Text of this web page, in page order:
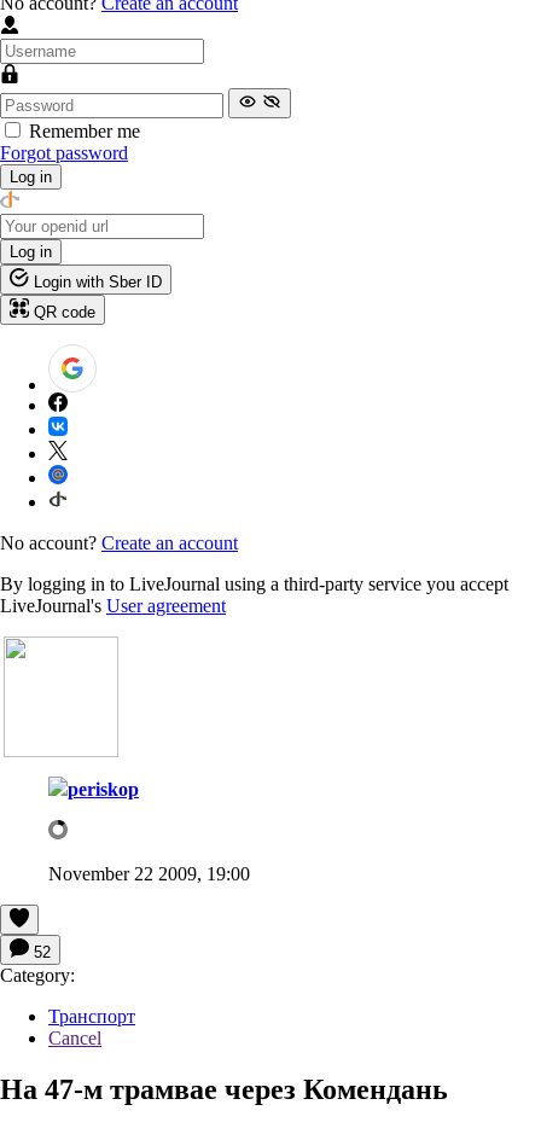
Remember me
Forgot password
Log in
Log in
Login with Sber ID
QR code
No account? Create an account
By logging in to LiveJournal using a third-party service you accept
LiveJournal's User agreement
periskop
November 22 2009, 19:00
52
Category:
Транспорт
Cancel
На 47-м трамвае через Комендань